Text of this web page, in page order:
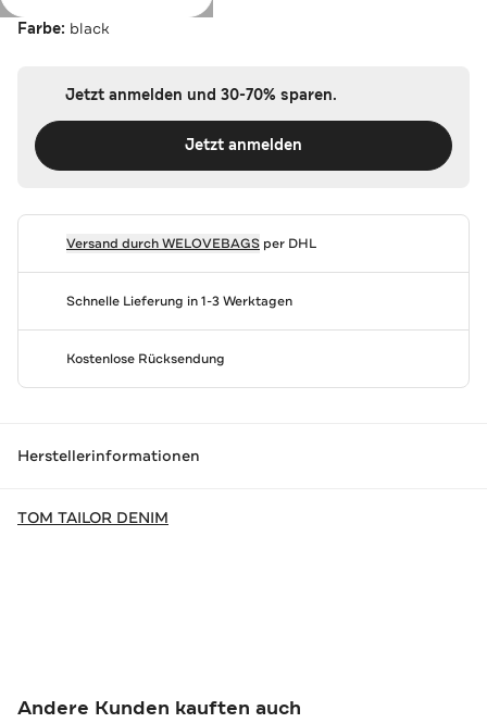
Farbe: black
Jetzt anmelden und 30-70% sparen.
Jetzt anmelden
Versand durchWELOVEBAGSper DHL
Schnelle Lieferung in 1-3 Werktagen
Kostenlose Rücksendung
Herstellerinformationen
TOM TAILOR DENIM
Andere Kunden kauften auch